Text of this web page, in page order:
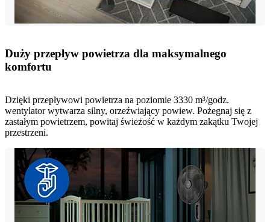
Duży przepływ powietrza dla maksymalnego
komfortu
Dzięki przepływowi powietrza na poziomie 3330 m³/godz.
wentylator wytwarza silny, orzeźwiający powiew. Pożegnaj się z
zastałym powietrzem, powitaj świeżość w każdym zakątku Twojej
przestrzeni.